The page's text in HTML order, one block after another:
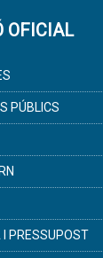
OFICIAL
PÚBLICS
I PRESSUPOST